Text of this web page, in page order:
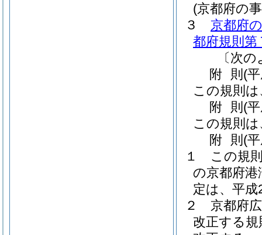
(京都府の
３
京都府
都府規則第
〔次
附 則 (
この規則
附 則 (
この規則
附 則 (
１
この規
の京都府
定は、平
２
京都府
改正する規